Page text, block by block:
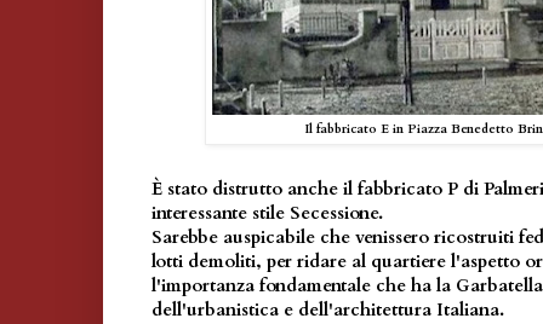
Il fabbricato E in Piazza Benedetto
È stato distrutto anche il fabbricato P di
interessante stile Secessione.
Sarebbe auspicabile che venissero ricostruiti
lotti demoliti, per ridare al quartiere l'aspetto
l'importanza fondamentale che ha la
dell'urbanistica e dell'architettura Italiana.